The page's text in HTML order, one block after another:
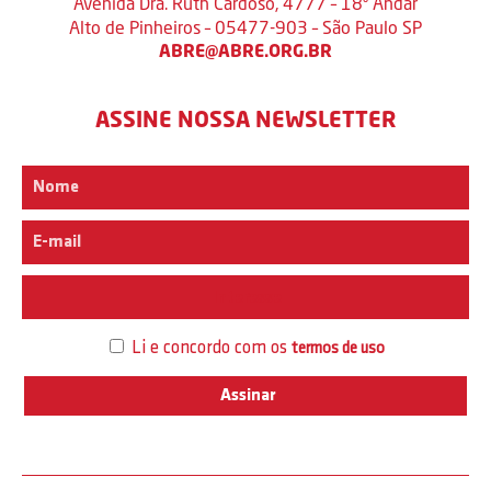
Alto de Pinheiros – 05477-903 – São Paulo SP
ABRE@ABRE.ORG.BR
ASSINE NOSSA NEWSLETTER
Li e concordo com os termos de uso